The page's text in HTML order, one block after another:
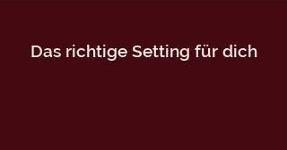
Das richtige Setting für dich